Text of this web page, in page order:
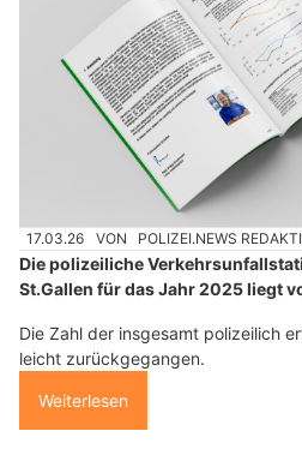
17.03.26 VON POLIZEI.NEWS
Die polizeiliche
St.Gallen für das Jahr 2025 liegt
Die Zahl der insgesamt polizeilich
leicht zurückgegangen.
Weiterlesen